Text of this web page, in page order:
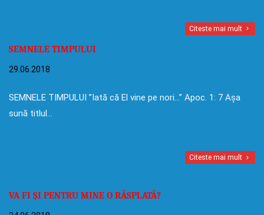
Citeste mai mult
SEMNELE TIMPULUI
29.06.2018
SEMNELE TIMPULUI ”Iată că El vine pe nori…” Apoc. 1: 7 Așa
sună titlul…
Citeste mai mult
VA FI ȘI PENTRU MINE O RĂSPLATĂ?